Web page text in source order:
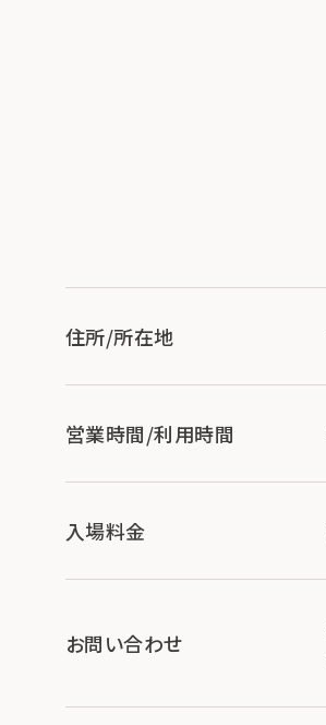
住所/所在地
営業時間/利用時間
入場料金
お問い合わせ